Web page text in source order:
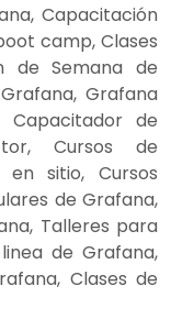
Capacitación
camp, Clases
de Semana de
Grafana
Capacitador de
Cursos de
sitio, Cursos
de Grafana,
Talleres para
de Grafana,
Clases de